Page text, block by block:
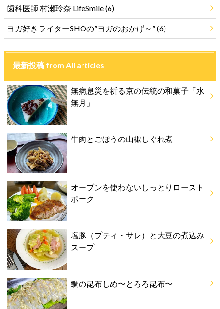
歯科医師 村瀬玲奈 LifeSmile(6)
ヨガ好きライターSHOの”ヨガのおかげ～”(6)
最新投稿 from All articles
無病息災を祈る京の伝統の和菓子「水
無月」
牛肉とごぼうの山椒しぐれ煮
オーブンを使わないしっとりロースト
ポーク
塩豚（プティ・サレ）と大豆の煮込み
スープ
鯛の昆布しめ〜とろろ昆布〜